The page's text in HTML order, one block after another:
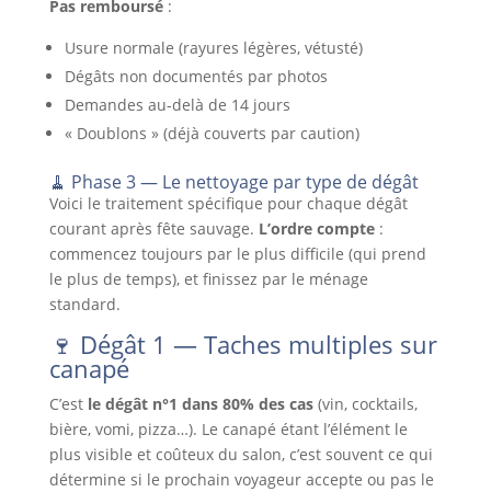
Pas remboursé:
Usure normale (rayures légères, vétusté)
Dégâts non documentés par photos
Demandes au-delà de 14 jours
« Doublons » (déjà couverts par caution)
🧹 Phase 3 — Le nettoyage par type de dégât
Voici le traitement spécifique pour chaque dégât
courant après fête sauvage. L’ordre compte:
commencez toujours par le plus difficile (qui prend
le plus de temps), et finissez par le ménage
standard.
🍷 Dégât 1 — Taches multiples sur
canapé
C’est le dégât n°1 dans 80% des cas(vin, cocktails,
bière, vomi, pizza…). Le canapé étant l’élément le
plus visible et coûteux du salon, c’est souvent ce qui
détermine si le prochain voyageur accepte ou pas le